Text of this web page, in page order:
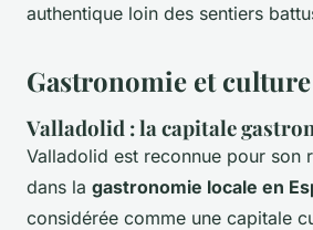
authentique loin des sentiers
Gastronomie et
Valladolid : la capitale
Valladolid est reconnue pour son
dans la gastronomie locale en
considérée comme une capitale